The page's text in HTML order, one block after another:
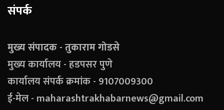
संपर्क
मुख्य संपादक - तुकाराम गोडसे
मुख्य कार्यालय - हडपसर पुणे
कार्यालय संपर्क क्रमांक - 9107009300
ई-मेल - maharashtrakhabarnews@gmail.com